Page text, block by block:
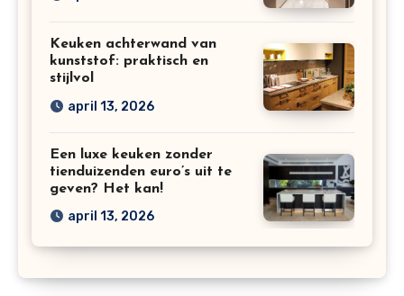
Keuken achterwand van
kunststof: praktisch en
stijlvol
april 13, 2026
Een luxe keuken zonder
tienduizenden euro’s uit te
geven? Het kan!
april 13, 2026